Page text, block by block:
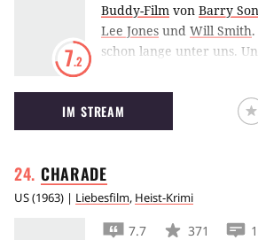
7.2
Buddy-Film von Barry
Lee Jones und Will Smith.
schon lange unter uns.
nichts davon merken.
Lee Jones spielen Agent
Besten dieser
IM STREAM
CHARADE
US(1963) | Liebesfilm, Heist-Krimi
7.7 371